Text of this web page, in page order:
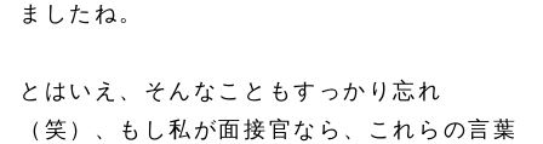
ましたね。
とはいえ、そんなこともすっかり忘れ
（笑）、もし私が面接官なら、これらの言葉